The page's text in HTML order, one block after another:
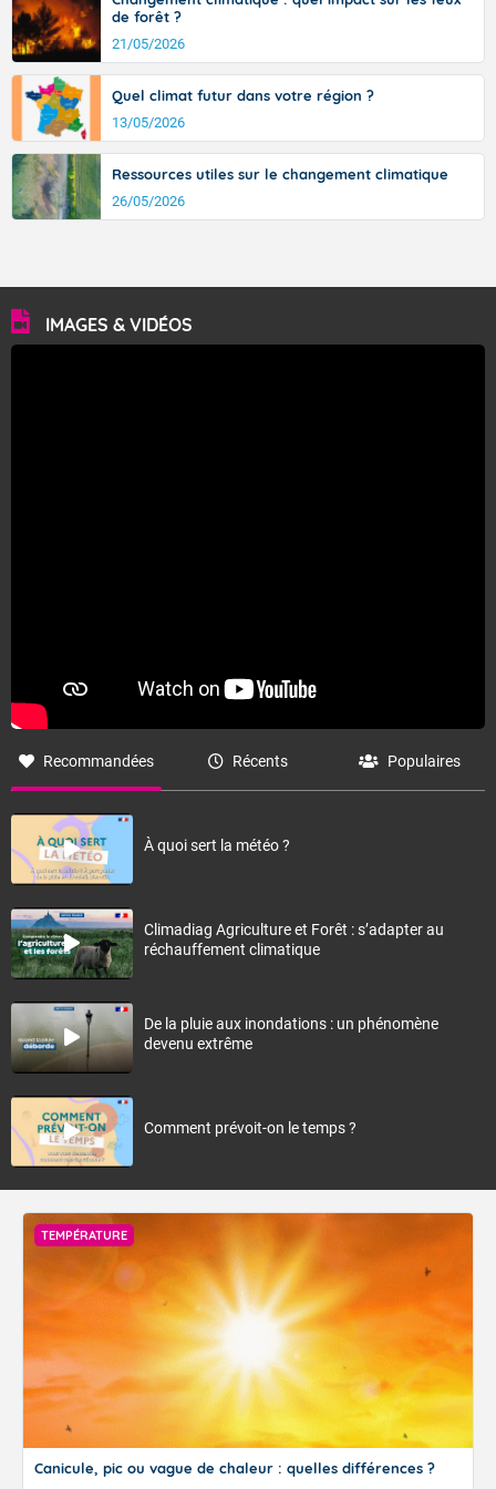
de forêt ?
21/05/2026
Quel climat futur dans votre région ?
13/05/2026
Ressources utiles sur le changement climatique
26/05/2026
IMAGES & VIDÉOS
Recommandées Récents Populaires
À quoi sert la météo ?
Climadiag Agriculture et Forêt : s’adapter au
réchauffement climatique
De la pluie aux inondations : un phénomène
devenu extrême
Comment prévoit-on le temps ?
TEMPÉRATURE
Canicule, pic ou vague de chaleur : quelles différences ?